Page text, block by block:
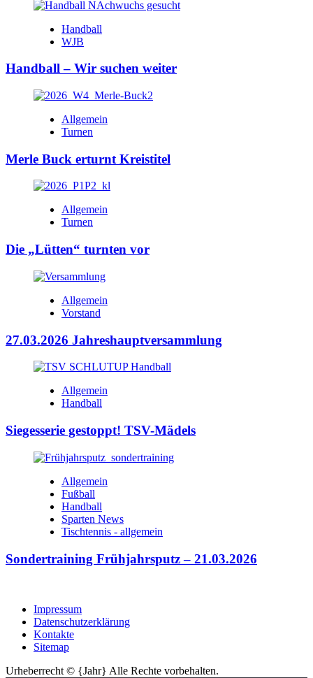
Handball
WJB
Handball – Wir suchen weiter
Allgemein
Turnen
Merle Buck erturnt Kreistitel
Allgemein
Turnen
Die „Lütten“ turnten vor
Allgemein
Vorstand
27.03.2026 Jahreshauptversammlung
Allgemein
Handball
Siegesserie gestoppt! TSV-Mädels
Allgemein
Fußball
Handball
Sparten News
Tischtennis - allgemein
Sondertraining Frühjahrsputz – 21.03.2026
Impressum
Datenschutzerklärung
Kontakte
Sitemap
Urheberrecht © {Jahr} Alle Rechte vorbehalten.